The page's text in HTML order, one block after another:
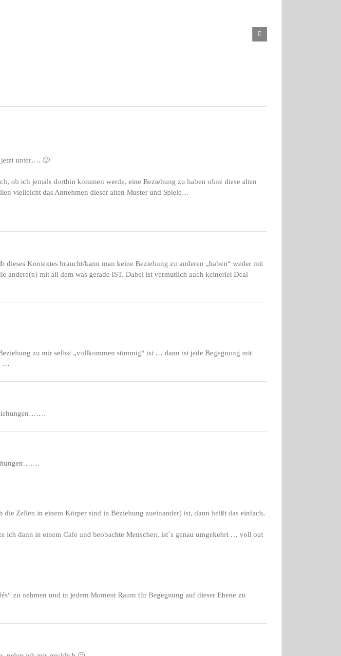
jetzt unter…. 🙂
ob ich jemals dorthin kommen werde, eine Beziehung zu haben ohne diese alten
vielleicht das Annehmen dieser alten Muster und Spiele…
Kontextes braucht/kann man keine Beziehung zu anderen „haben“ weder mit
andere(n) mit all dem was gerade IST. Dabei ist vermutlich auch keinerlei Deal
zu mir selbst „vollkommen stimmig“ ist … dann ist jede Begegnung mit
…
Zellen in einem Körper sind in Beziehung zueinander) ist, dann heißt das einfach,
dann in einem Cafe und beobachte Menschen, ist´s genau umgekehrt … voll out
zu nehmen und in jedem Moment Raum für Begegnung auf dieser Ebene zu